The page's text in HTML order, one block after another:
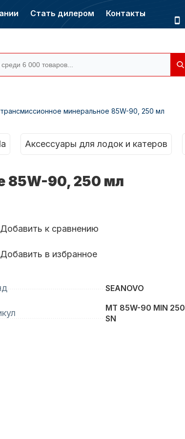
Стать дилером Контакты
минеральное 85W-90, 250 мл
Аксессуары для лодок и катеров
85W-90, 250 мл
Добавить к сравнению
Добавить в избранное
SEANOVO
MT 85W-90 MIN 250
SN